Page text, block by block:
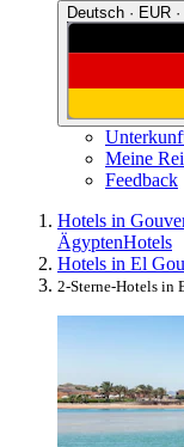
Deutsch · EUR
Meine
Feedback
Hotels in
ÄgyptenHotels
Hotels in El
2-Sterne-Hotels in